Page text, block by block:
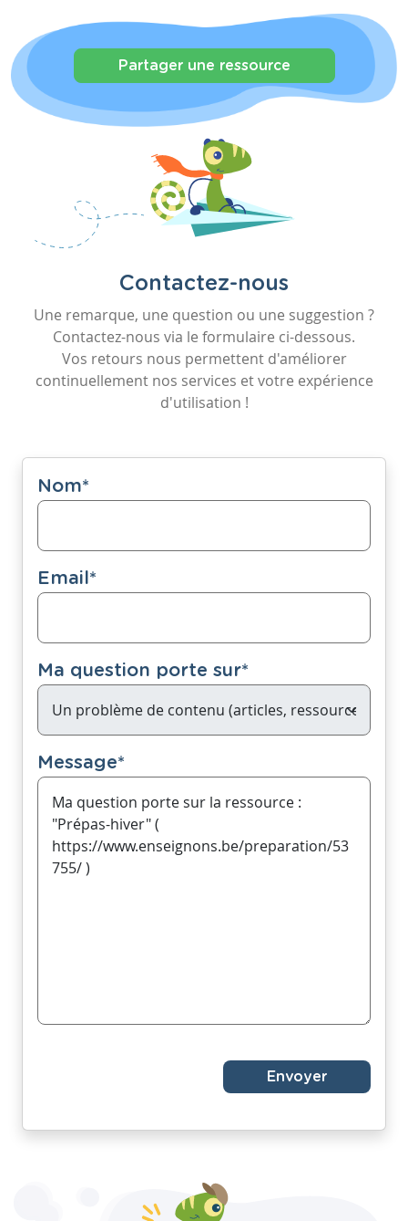
Partager une ressource
Contactez-nous
Une remarque, une question ou une suggestion ?
Contactez-nous via le formulaire ci-dessous.
Vos retours nous permettent d'améliorer
continuellement nos services et votre expérience
d'utilisation !
Nom*
Email*
Ma question porte sur*
Message*
Envoyer